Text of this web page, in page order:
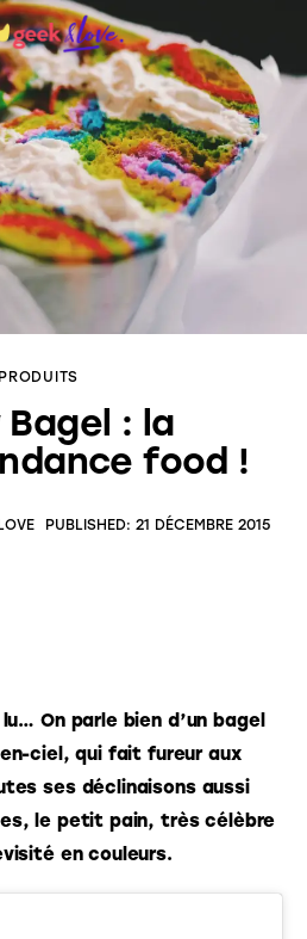
PRODUITS
Bagel : la
food !
PUBLISHED: 21 DÉCEMBRE 2015
On parle bien d’un bagel
ciel, qui fait fureur aux
ses déclinaisons aussi
le petit pain, très célèbre
en couleurs.